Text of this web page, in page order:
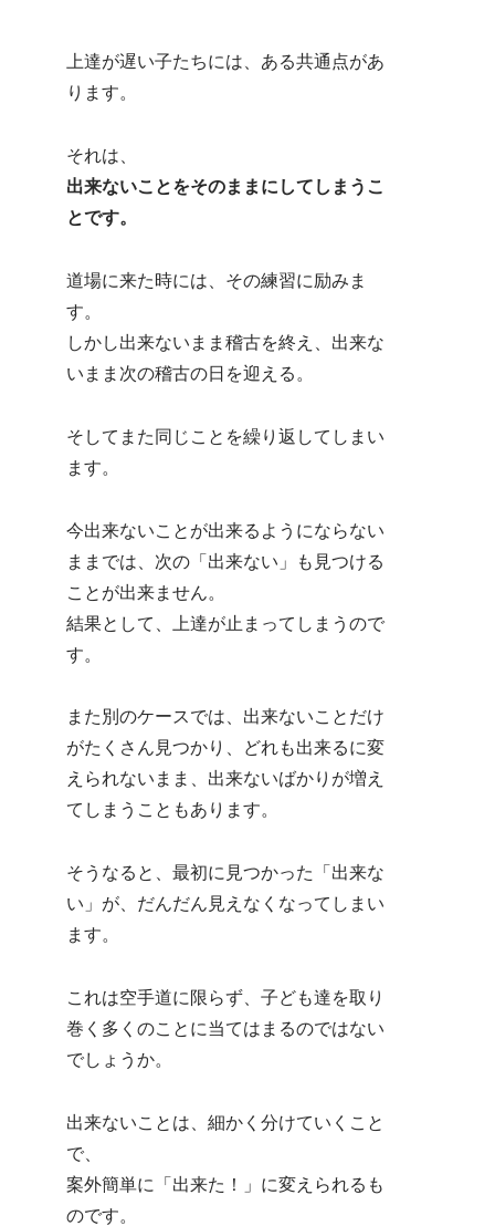
上達が遅い子たちには、ある共通点があ
ります。
それは、
出来ないことをそのままにしてしまうこ
とです。
道場に来た時には、その練習に励みま
す。
しかし出来ないまま稽古を終え、出来な
いまま次の稽古の日を迎える。
そしてまた同じことを繰り返してしまい
ます。
今出来ないことが出来るようにならない
ままでは、次の「出来ない」も見つける
ことが出来ません。
結果として、上達が止まってしまうので
す。
また別のケースでは、出来ないことだけ
がたくさん見つかり、どれも出来るに変
えられないまま、出来ないばかりが増え
てしまうこともあります。
そうなると、最初に見つかった「出来な
い」が、だんだん見えなくなってしまい
ます。
これは空手道に限らず、子ども達を取り
巻く多くのことに当てはまるのではない
でしょうか。
出来ないことは、細かく分けていくこと
で、
案外簡単に「出来た！」に変えられるも
のです。